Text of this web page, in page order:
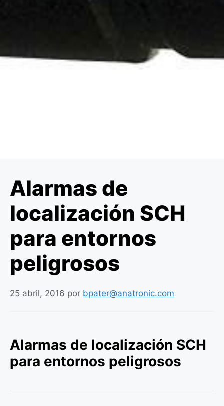
Alarmas de
localización SCH
para entornos
peligrosos
25 abril, 2016 por bpater@anatronic.com
Alarmas de localización SCH
para entornos peligrosos